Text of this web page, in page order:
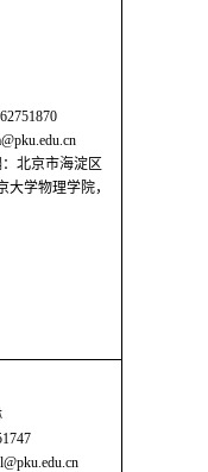
北京市海淀区
大学物理学院，